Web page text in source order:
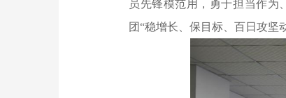
员先锋模范用，勇于担当作为
团“稳增长、保目标、百日攻坚